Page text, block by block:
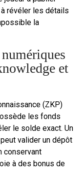
à révéler les détails
la
et
(ZKP)
les fonds
le solde exact. Un
valider un dépôt
conservant
à des bonus de